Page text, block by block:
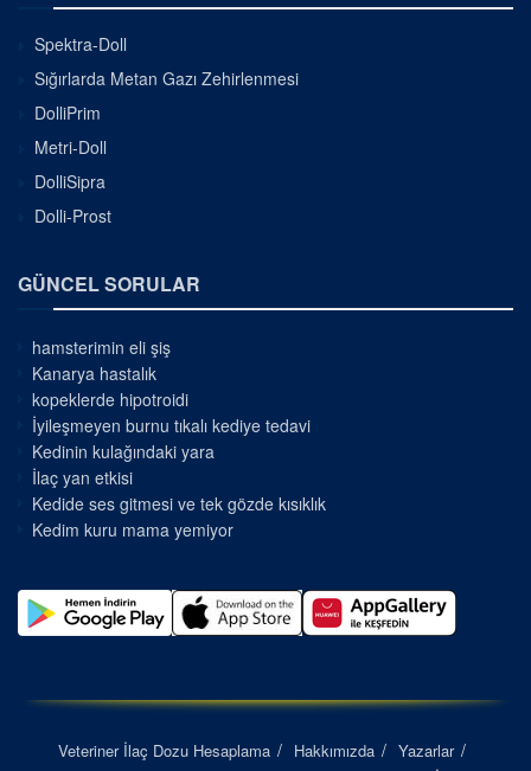
Spektra-Doll
Sığırlarda Metan Gazı Zehirlenmesi
DolliPrim
Metri-Doll
DolliSipra
Dolli-Prost
GÜNCEL SORULAR
hamsterimin eli şiş
Kanarya hastalık
kopeklerde hipotroidi
İyileşmeyen burnu tıkalı kediye tedavi
Kedinin kulağındaki yara
İlaç yan etkisi
Kedide ses gitmesi ve tek gözde kısıklık
Kedim kuru mama yemiyor
Veteriner İlaç Dozu Hesaplama Hakkımızda
Yazarlar